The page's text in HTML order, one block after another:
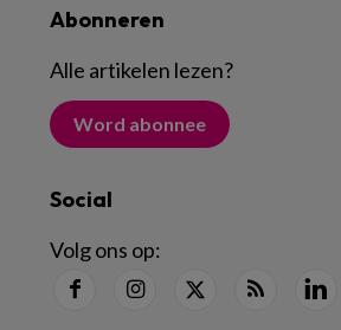
Abonneren
Alle artikelen lezen?
Word abonnee
Social
Volg ons op: